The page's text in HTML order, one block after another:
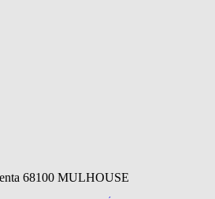
68100 MULHOUSE